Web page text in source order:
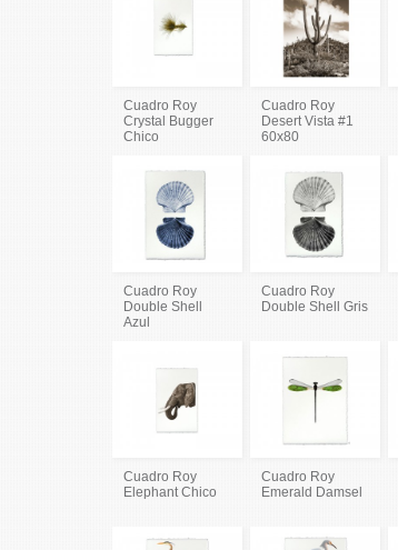
Cuadro Roy
Crystal Bugger
Chico
Cuadro Roy
Desert Vista #1
60x80
Cuadro Roy
Double Shell
Azul
Cuadro Roy
Double Shell Gris
Cuadro Roy
Elephant Chico
Cuadro Roy
Emerald Damsel